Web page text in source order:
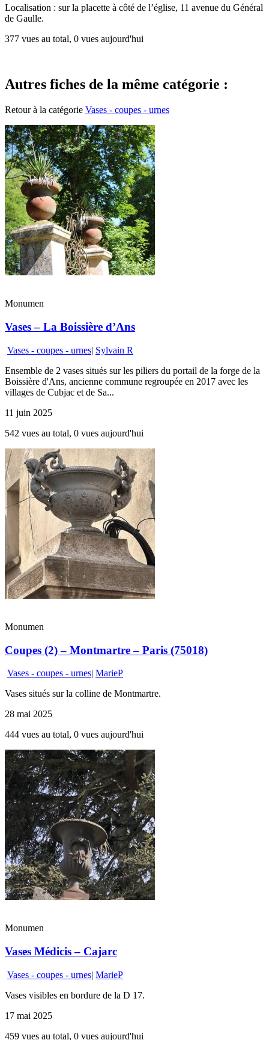
Localisation : sur la placette à côté de l’église, 11 avenue du Général
de Gaulle.
377 vues au total, 0 vues aujourd'hui
Autres fiches de la même catégorie :
Retour à la catégorie Vases - coupes - urnes
Monumen
Vases – La Boissière d’Ans
Vases - coupes - urnes| Sylvain R
Ensemble de 2 vases situés sur les piliers du portail de la forge de la
Boissière d'Ans, ancienne commune regroupée en 2017 avec les
villages de Cubjac et de Sa...
11 juin 2025
542 vues au total, 0 vues aujourd'hui
Monumen
Coupes (2) – Montmartre – Paris (75018)
Vases - coupes - urnes| MarieP
Vases situés sur la colline de Montmartre.
28 mai 2025
444 vues au total, 0 vues aujourd'hui
Monumen
Vases Médicis – Cajarc
Vases - coupes - urnes| MarieP
Vases visibles en bordure de la D 17.
17 mai 2025
459 vues au total, 0 vues aujourd'hui